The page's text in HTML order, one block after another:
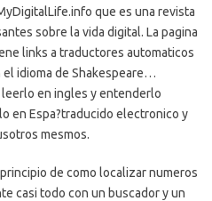
que es una revista
sobre la vida digital. La pagina
links a traductores automaticos
idioma de Shakespeare…
leerlo en ingles y entenderlo
en Espa?traducido electronico y
mesmos.
de como localizar numeros
casi todo con un buscador y un